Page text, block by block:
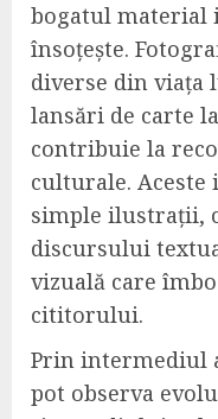
bogatul material
însoțește.
diverse din viața
lansări de carte
contribuie la
culturale.
simple ilustrații,
discursului
vizuală care
cititorului.
Prin intermediul
pot observa